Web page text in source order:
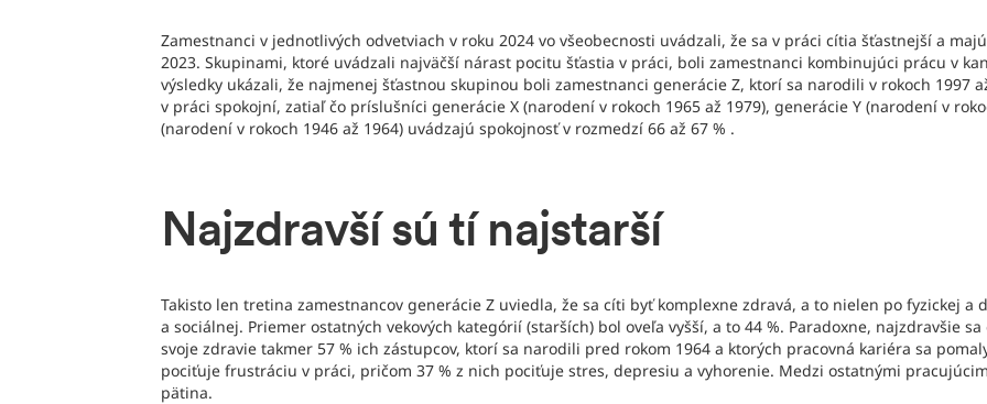
Zamestnanci v jednotlivých odvetviach v roku 2024 vo všeobecnosti uvádzali, že sa v práci cítia šťastnejší a
2023. Skupinami, ktoré uvádzali najväčší nárast pocitu šťastia v práci, boli zamestnanci kombinujúci prácu v
výsledky ukázali, že najmenej šťastnou skupinou boli zamestnanci generácie Z, ktorí sa narodili v rokoch 1997
v práci spokojní, zatiaľ čo príslušníci generácie X (narodení v rokoch 1965 až 1979), generácie Y (narodení v
(narodení v rokoch 1946 až 1964) uvádzajú spokojnosť v rozmedzí 66 až 67 % .
Najzdravší sú tí najstarší
Takisto len tretina zamestnancov generácie Z uviedla, že sa cíti byť komplexne zdravá, a to nielen po fyzickej
a sociálnej. Priemer ostatných vekových kategórií (starších) bol oveľa vyšší, a to 44 %. Paradoxne, najzdravšie
svoje zdravie takmer 57 % ich zástupcov, ktorí sa narodili pred rokom 1964 a ktorých pracovná kariéra sa
pociťuje frustráciu v práci, pričom 37 % z nich pociťuje stres, depresiu a vyhorenie. Medzi ostatnými
pätina.